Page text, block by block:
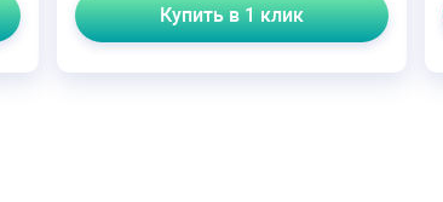
Купить в 1 клик